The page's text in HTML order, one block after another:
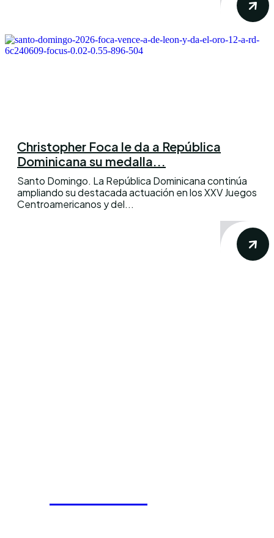
Christopher Foca le da a República
Dominicana su medalla...
Santo Domingo. La República Dominicana continúa
ampliando su destacada actuación en los XXV Juegos
Centroamericanos y del...